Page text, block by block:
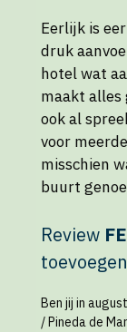
Eerlijk is
druk
hotel wat
maakt alles
ook al
voor
misschien
buurt
Review
toevoegen
Ben jij in
/ Pineda de